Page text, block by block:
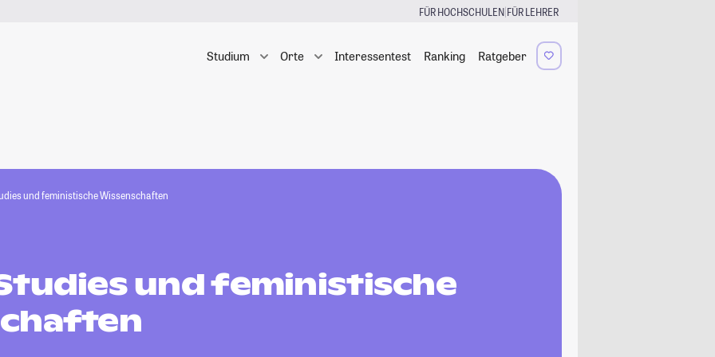
FÜR HOCHSCHULEN|FÜR LEHRER
Studium Orte Interessentest Ranking Ratgeber
und feministische Wissenschaften
und feministische